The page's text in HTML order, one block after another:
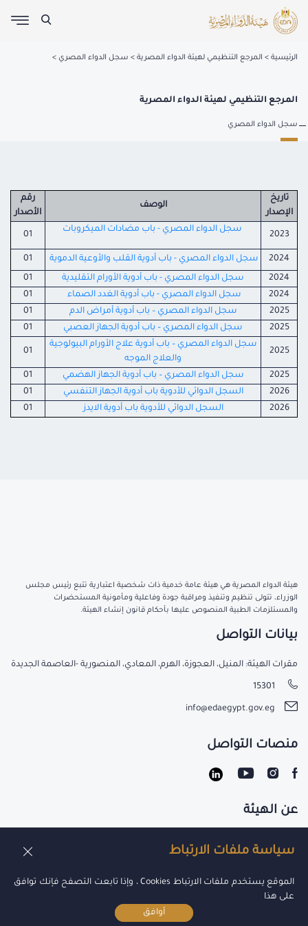
سياسة ملفات الارتباط
الموقع يستخدم ملفات الارتباط Cookies ، وإذا تابعت التصفح فإنك توافق
على هذا
أوافق
الرئيسية المرجع التنظيمي لهيئة الدواء المصرية سجل الدواء المصري
المرجع التنظيمي لهيئة الدواء المصرية
سجل الدواء المصري
تاريخ
الإصدار
الوصف
رقم
الأصدار
2023
سجل الدواء المصري - باب مضادات الميكروبات
01
2024 سجل الدواء المصري - باب أدوية القلب والأوعية الدموية
01
2024
سجل الدواء المصري - باب أدوية الأورام التقليدية
01
2024
سجل الدواء المصري - باب أدوية الغدد الصماء
01
2025
سجل الدواء المصري – باب أدوية أمراض الدم
01
2025
سجل الدواء المصري – باب أدوية الجهاز العصبي 01
2025
سجل الدواء المصري – باب أدوية علاج الأورام البيولوجية
والعلاج الموجه
01
2025 سجل الدواء المصري – باب أدوية الجهاز الهضمي
01
2026
السجل الدوائي للأدوية باب أدوية الجهاز التنفسي
01
2026
السجل الدوائي للأدوية باب أدوية الايدز 01
هيئة الدواء المصرية هي هيئة عامة خدمية ذات شخصية اعتبارية تتبع رئيس مجلس
الوزراء، تتولى تنظيم وتنفيذ ومراقبة جودة وفاعلية ومأمونية المستحضرات
والمستلزمات الطبية المنصوص عليها بأحكام قانون إنشاء الهيئة.
عن الهيئة
بيانات التواصل
مقرات الهيئة: المنيل، العجوزة، الهرم، المعادي، المنصورية -العاصمة الجديدة
15301
info@edaegypt.gov.eg
منصات التواصل
جميع الحقوق محفوظة لدي هيئة الدواء 2021